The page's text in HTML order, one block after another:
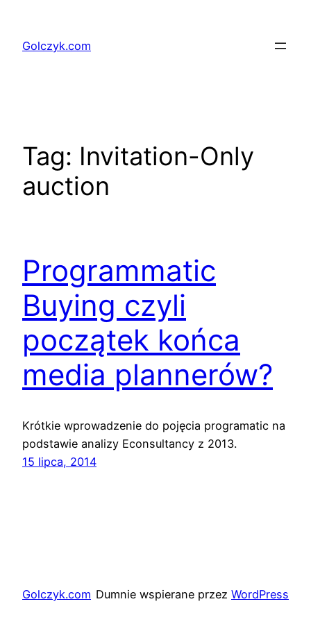
treściGolczyk.com
Tag: Invitation-Only
auction
Programmatic
Buying czyli
początek końca
media plannerów?
Krótkie wprowadzenie do pojęcia programatic na
podstawie analizy Econsultancy z 2013.
15 lipca, 2014
Golczyk.com Dumnie wspierane przez WordPress